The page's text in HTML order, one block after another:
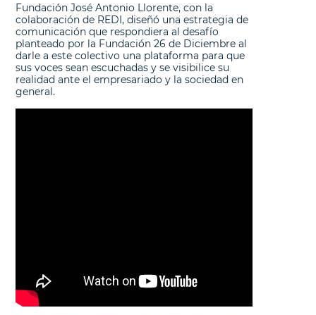
Fundación José Antonio Llorente, con la
colaboración de REDI, diseñó una estrategia de
comunicación que respondiera al desafío
planteado por la Fundación 26 de Diciembre al
darle a este colectivo una plataforma para que
sus voces sean escuchadas y se visibilice su
realidad ante el empresariado y la sociedad en
general.